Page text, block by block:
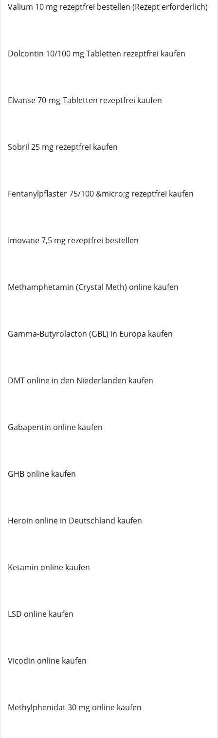
Valium 10 mg rezeptfrei bestellen (Rezept erforderlich)
Dolcontin 10/100 mg Tabletten rezeptfrei kaufen
Elvanse 70-mg-Tabletten rezeptfrei kaufen
Sobril 25 mg rezeptfrei kaufen
Fentanylpflaster 75/100 &micro;g rezeptfrei kaufen
Imovane 7,5 mg rezeptfrei bestellen
Methamphetamin (Crystal Meth) online kaufen
Gamma-Butyrolacton (GBL) in Europa kaufen
DMT online in den Niederlanden kaufen
Gabapentin online kaufen
GHB online kaufen
Heroin online in Deutschland kaufen
Ketamin online kaufen
LSD online kaufen
Vicodin online kaufen
Methylphenidat 30 mg online kaufen